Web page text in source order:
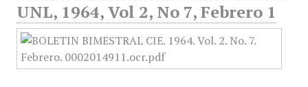
UNL, 1964, Vol 2, No 7, Febrero 1